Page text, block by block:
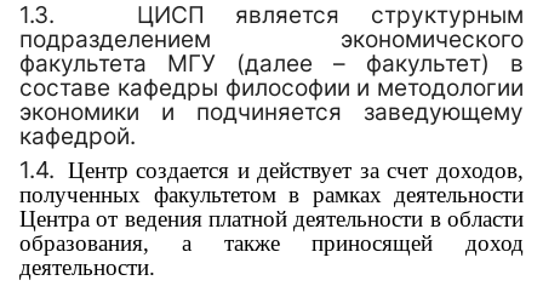
1.3.
ЦИСП
является структурным
подразделением экономического
факультета МГУ (далее – факультет) в
составе кафедры философии и методологии
экономики и подчиняется заведующему
кафедрой.
1.4. Центр создается и действует за счет доходов,
полученных факультетом в рамках деятельности
Центра от ведения платной деятельности в области
образования, а также приносящей доход
деятельности.